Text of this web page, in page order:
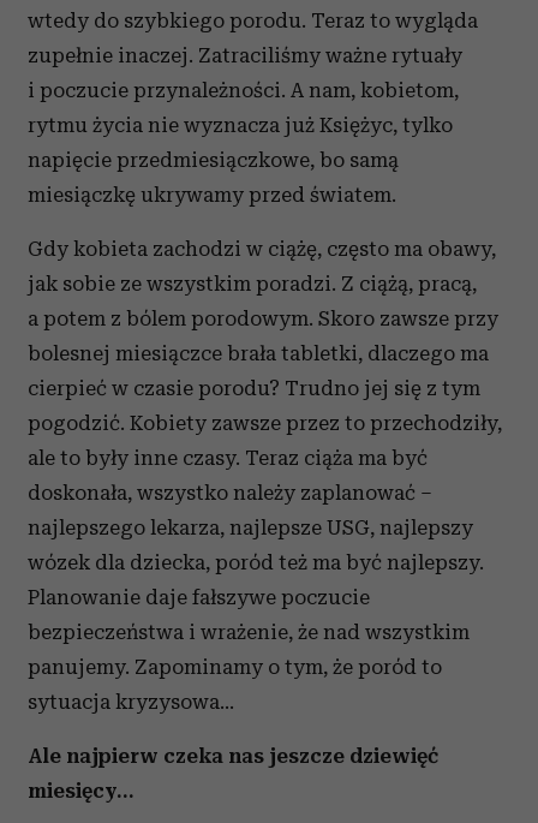
wtedy do szybkiego porodu. Teraz to wygląda
zupełnie inaczej. Zatraciliśmy ważne rytuały
i poczucie przynależności. A nam, kobietom,
rytmu życia nie wyznacza już Księżyc, tylko
napięcie przedmiesiączkowe, bo samą
miesiączkę ukrywamy przed światem.
Gdy kobieta zachodzi w ciążę, często ma obawy,
jak sobie ze wszystkim poradzi. Z ciążą, pracą,
a potem z bólem porodowym. Skoro zawsze przy
bolesnej miesiączce brała tabletki, dlaczego ma
cierpieć w czasie porodu? Trudno jej się z tym
pogodzić. Kobiety zawsze przez to przechodziły,
ale to były inne czasy. Teraz ciąża ma być
doskonała, wszystko należy zaplanować –
najlepszego lekarza, najlepsze USG, najlepszy
wózek dla dziecka, poród też ma być najlepszy.
Planowanie daje fałszywe poczucie
bezpieczeństwa i wrażenie, że nad wszystkim
panujemy. Zapominamy o tym, że poród to
sytuacja kryzysowa…
Ale najpierw czeka nas jeszcze dziewięć
miesięcy…